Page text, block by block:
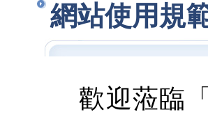
網站使用規
歡迎蒞臨